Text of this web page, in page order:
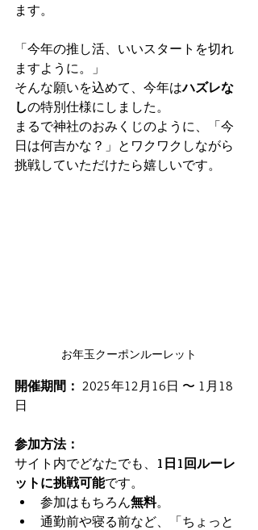
ます。
「今年の推し活、いいスタートを切れ
ますように。」
そんな願いを込めて、今年はハズレな
しの特別仕様にしました。
まるで神社のおみくじのように、「今
日は何吉かな？」とワクワクしながら
挑戦していただけたら嬉しいです。
お年玉クーポンルーレット
開催期間： 2025年12月16日 〜 1月18
日
参加方法：
サイト内でどなたでも、
1日1回ルーレ
ットに挑戦可能です。
参加はもちろん無料。
通勤前や寝る前など、「ちょっと